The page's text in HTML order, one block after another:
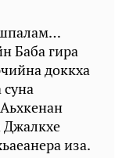
шпалам…
Баба гира
доккха
суна
Джалкхе
иза.